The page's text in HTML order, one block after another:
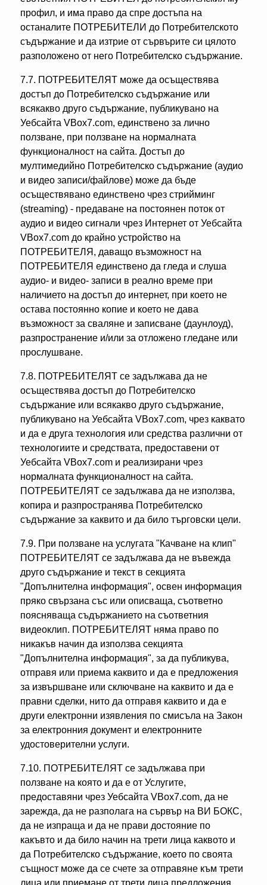
профил, и има право да спре достъпа на
останалите ПОТРЕБИТЕЛИ до Потребителското
съдържание и да изтрие от сървърите си цялото
разположено от него Потребителско съдържание.
7.7. ПОТРЕБИТЕЛЯТ може да осъществява
достъп до Потребителско съдържание или
всякакво друго съдържание, публикувано на
Уебсайта VBox7.com, единствено за лично
ползване, при ползване на нормалната
функционалност на сайта. Достъп до
мултимедийно Потребителско съдържание (аудио
и видео записи/файлове) може да бъде
осъществявано единствено чрез стрийминг
(streaming) - предаване на постоянен поток от
аудио и видео сигнали чрез Интернет от Уебсайта
VBox7.com до крайно устройство на
ПОТРЕБИТЕЛЯ, даващо възможност на
ПОТРЕБИТЕЛЯ единствено да гледа и слуша
аудио- и видео- записи в реално време при
наличието на достъп до интернет, при което не
остава постоянно копие и което не дава
възможност за сваляне и записване (даунлоуд),
разпространение и/или за отложено гледане или
прослушване.
7.8. ПОТРЕБИТЕЛЯТ се задължава да не
осъществява достъп до Потребителско
съдържание или всякакво друго съдържание,
публикувано на Уебсайта VBox7.com, чрез каквато
и да е друга технология или средства различни от
технологиите и средствата, предоставени от
Уебсайта VBox7.com и реализирани чрез
нормалната функционалност на сайта.
ПОТРЕБИТЕЛЯТ се задължава да не използва,
копира и разпространява Потребителско
съдържание за каквито и да било търговски цели.
7.9. При ползване на услугата "Качване на клип"
ПОТРЕБИТЕЛЯТ се задължава да не въвежда
друго съдържание и текст в секцията
"Допълнителна информация", освен информация
пряко свързана със или описваща, съответно
поясняваща съдържанието на съответния
видеоклип. ПОТРЕБИТЕЛЯТ няма право по
никакъв начин да използва секцията
"Допълнителна информация", за да публикува,
отправя или приема каквито и да е предложения
за извършване или сключване на каквито и да е
правни сделки, нито да отправя каквито и да е
други електронни изявления по смисъла на Закон
за електронния документ и електронните
удостоверителни услуги.
7.10. ПОТРЕБИТЕЛЯТ се задължава при
ползване на която и да е от Услугите,
предоставяни чрез Уебсайта VBox7.com, да не
зарежда, да не разполага на сървър на ВИ БОКС,
да не изпраща и да не прави достояние по
какъвто и да било начин на трети лица каквото и
да Потребителско съдържание, което по своята
същност може да се счете за отправяне към трети
лица или приемане от трети лица предложения